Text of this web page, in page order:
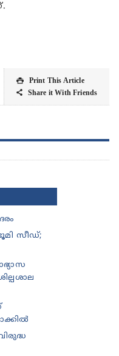
 Print This Article
 Share it With Friends
സീഡ്;